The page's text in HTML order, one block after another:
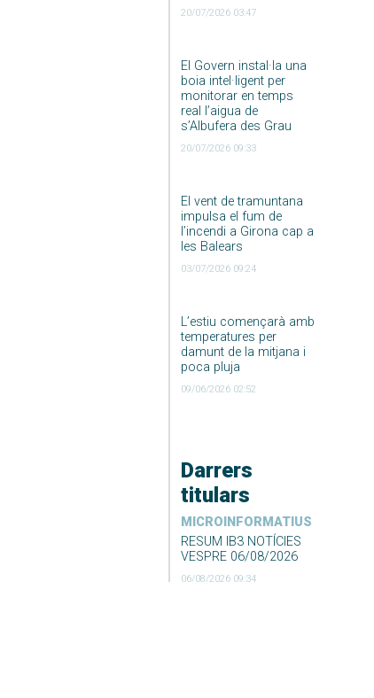
20/07/2026 03:47
El Govern instal·la una
boia intel·ligent per
monitorar en temps
real l’aigua de
s’Albufera des Grau
20/07/2026 09:33
El vent de tramuntana
impulsa el fum de
l’incendi a Girona cap a
les Balears
03/07/2026 09:24
L’estiu començarà amb
temperatures per
damunt de la mitjana i
poca pluja
09/06/2026 02:52
Darrers
titulars
MICROINFORMATIUS
RESUM IB3 NOTÍCIES
VESPRE 06/08/2026
06/08/2026 09:34